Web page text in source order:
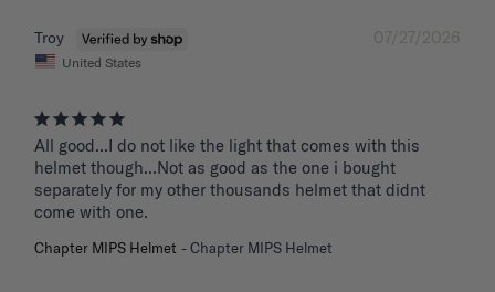
07/27/2026
Troy
United States
All good...I do not like the light that comes with this
helmet though...Not as good as the one i bought
separately for my other thousands helmet that didnt
come with one.
Chapter MIPS Helmet Chapter MIPS Helmet